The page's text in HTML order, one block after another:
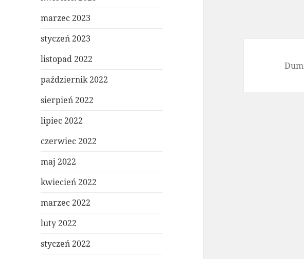
marzec 2023
styczeń 2023
listopad 2022
październik 2022
sierpień 2022
lipiec 2022
czerwiec 2022
maj 2022
kwiecień 2022
marzec 2022
luty 2022
styczeń 2022